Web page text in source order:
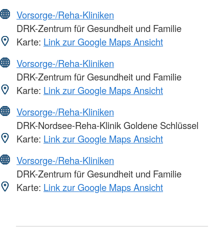
Vorsorge-/Reha-Kliniken
DRK-Zentrum für Gesundheit und Familie
Karte: Link zur Google Maps Ansicht
Vorsorge-/Reha-Kliniken
DRK-Zentrum für Gesundheit und Familie
Karte: Link zur Google Maps Ansicht
Vorsorge-/Reha-Kliniken
DRK-Nordsee-Reha-Klinik Goldene Schlüssel
Karte: Link zur Google Maps Ansicht
Vorsorge-/Reha-Kliniken
DRK-Zentrum für Gesundheit und Familie
Karte: Link zur Google Maps Ansicht